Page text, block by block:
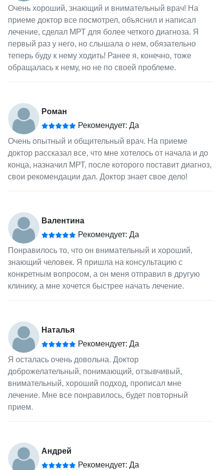
Очень хороший, знающий и внимательный врач! На
приеме доктор все посмотрел, объяснил и написал
лечение, сделал МРТ для более четкого диагноза. Я
первый раз у него, но слышала о нем, обязательно
теперь буду к нему ходить! Ранее я, конечно, тоже
обращалась к нему, но не по своей проблеме.
Роман
Рекомендует: Да
Очень опытный и общительный врач. На приеме
доктор рассказал все, что мне хотелось от начала и до
конца, назначил МРТ, после которого поставит диагноз,
свои рекомендации дал. Доктор знает свое дело!
Валентина
Рекомендует: Да
Понравилось то, что он внимательный и хороший,
знающий человек. Я пришла на консультацию с
конкретным вопросом, а он меня отправил в другую
клинику, а мне хочется быстрее начать лечение.
Наталья
Рекомендует: Да
Я осталась очень довольна. Доктор
доброжелательный, понимающий, отзывчивый,
внимательный, хороший подход, прописал мне
лечение. Мне все понравилось, будет повторный
прием.
Андрей
Рекомендует: Да